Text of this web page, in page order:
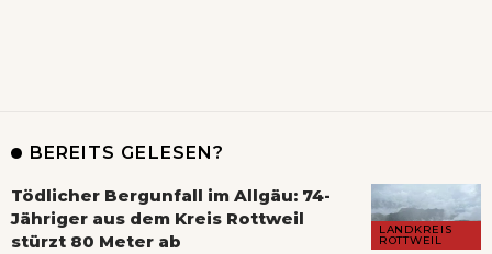
BEREITS GELESEN?
LANDKREIS
ROTTWEIL
Tödlicher Bergunfall im Allgäu: 74-
Jähriger aus dem Kreis Rottweil
stürzt 80 Meter ab